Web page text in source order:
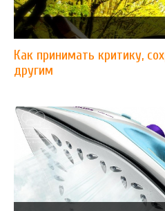
Как принимать критику,
другим